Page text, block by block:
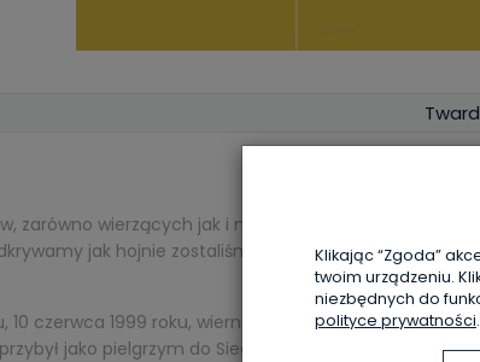
zarówno wierzących jak i niewierzących wielkim
jak hojnie zostaliśmy obdarowani przez
czerwca 1999 roku, wierni Diecezji Siedleckiej
jako pielgrzym do Siedlec.(…)
Klikając “Zgoda”
twoim urządzeniu.
niezbędnych do
polityce prywatności.